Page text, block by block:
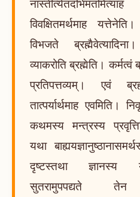
विवक्षितमर्थमाह
विभजते
व्याकरोति ब्रह्मेति। कर्मत्वं
प्रतिपत्तव्यम्। एवं
तात्पर्यार्थमाह एवमिति।
कथमस्य मन्त्रस्य
यथा
दृष्टस्तथा ज्ञानस्य
सुतरामुपपद्यते तेन